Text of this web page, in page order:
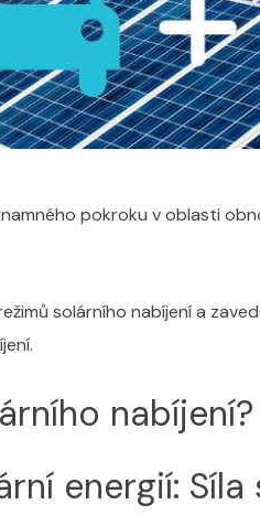
pokroku v oblasti
solárního nabíjení a
nabíjení?
energií: Síla